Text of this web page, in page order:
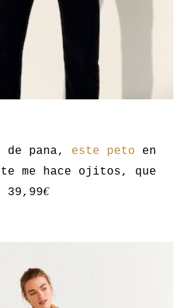
de pana, este peto en
me hace ojitos, que
39,99€